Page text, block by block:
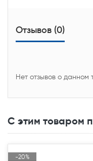
Отзывов (0)
Нет отзывов о данном
С этим товаром
-20%
-20%